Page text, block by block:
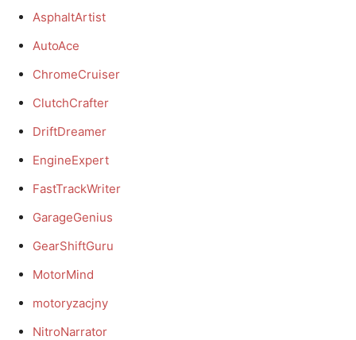
AsphaltArtist
AutoAce
ChromeCruiser
ClutchCrafter
DriftDreamer
EngineExpert
FastTrackWriter
GarageGenius
GearShiftGuru
MotorMind
motoryzacjny
NitroNarrator